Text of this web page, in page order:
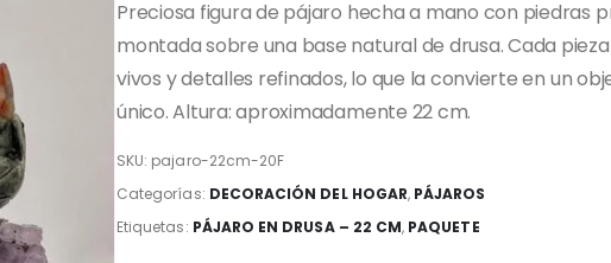
Preciosa figura de pájaro hecha a mano con piedras
montada sobre una base natural de drusa. Cada
vivos y detalles refinados, lo que la convierte en un
único. Altura: aproximadamente 22 cm.
SKU: pajaro-22cm-20F
Categorías: DECORACIÓN DEL HOGAR, PÁJAROS
Etiquetas: PÁJARO EN DRUSA – 22 CM, PAQUETE